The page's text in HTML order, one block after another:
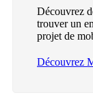
Découvrez
trouver un
projet de
Découvrez